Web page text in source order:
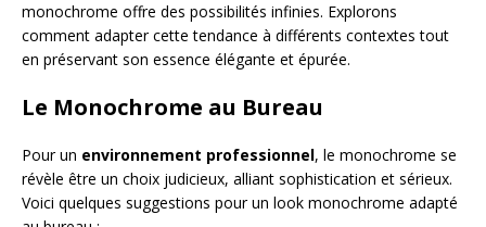
monochrome offre des possibilités infinies. Explorons
comment adapter cette tendance à différents contextes tout
en préservant son essence élégante et épurée.
Le Monochrome au Bureau
Pour un environnement professionnel, le monochrome se
révèle être un choix judicieux, alliant sophistication et sérieux.
Voici quelques suggestions pour un look monochrome adapté